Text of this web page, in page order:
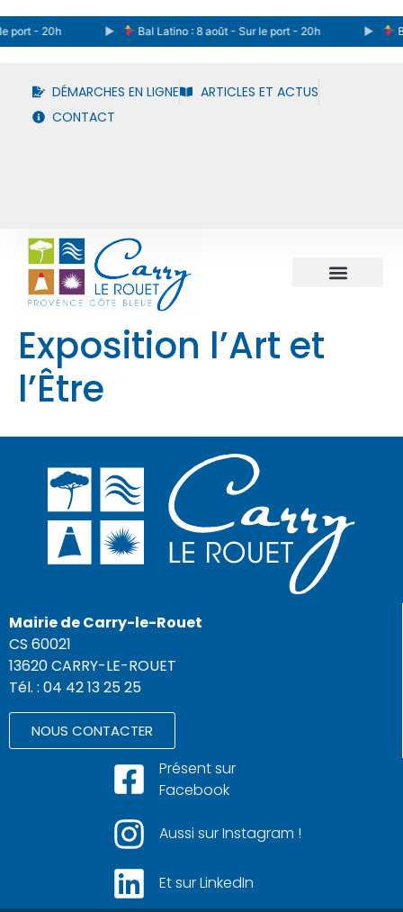
port - 20h Bal Latino : 8 août - Sur le port - 20h
DÉMARCHES EN LIGNE
ARTICLES ET ACTUS
CONTACT
Exposition l’Art et
l’Être
Mairie de Carry-le-Rouet
CS 60021
13620 CARRY-LE-ROUET
Tél. : 04 42 13 25 25
NOUS CONTACTER
Présent sur
Facebook
Aussi sur Instagram !
Et sur LinkedIn